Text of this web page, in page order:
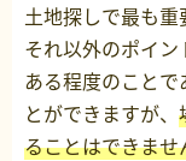
土地探しで最も重
それ以外のポイン
ある程度のこと
とができますが、
ることはできませ